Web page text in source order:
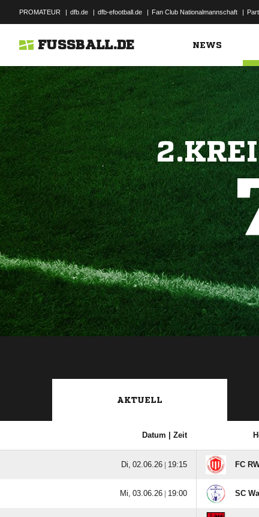
PROMATEUR | dfb.de | dfb-efootball.de | Fan Club Nationalmannschaft |
FUSSBALL.DE NEWS
AKTUELL
Datum | Zeit
  |  FC
  |  SC